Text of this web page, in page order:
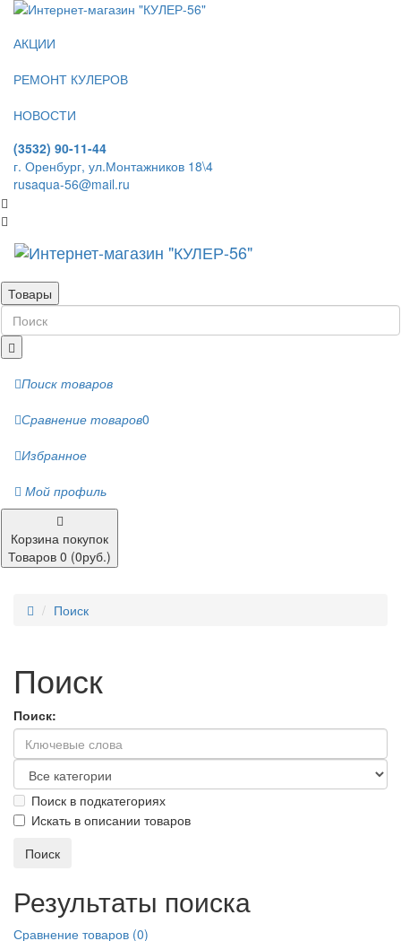
АКЦИИ
РЕМОНТ КУЛЕРОВ
НОВОСТИ
(3532) 90-11-44
г. Оренбург, ул.Монтажников 18\4
rusaqua-56@mail.ru
Товары
Поиск товаров
Сравнение товаров0
Избранное
Мой профиль
Корзина покупок
Товаров 0 (0руб.)
Поиск
Поиск
Поиск:
Поиск в подкатегориях
Искать в описании товаров
Результаты поиска
Сравнение товаров (0)